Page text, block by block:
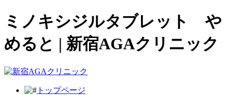
ミノキシジルタブレット や
めると | 新宿AGAクリニック
トップページ